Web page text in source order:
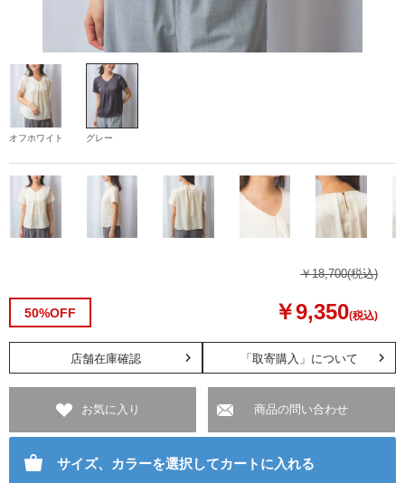
オフホワイト グレー
￥18,700(税込)
50%OFF ￥9,350(税込)
「取寄購入」について
店舗在庫確認
お気に入り 商品の問い合わせ
サイズ、カラーを選択してカートに入れる